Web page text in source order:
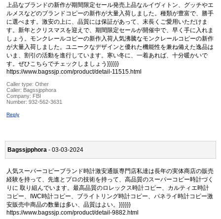
上品なブランドの新作が期間限定セール発売上品なルイヴィトン、グッチやエ
ルメスなどのブランドコピーの新作が大量入荷しました。種類が豊富で、勝手
に選べます。激安の上に、品質には保証があって、末長くご愛用いただけま
す。新年とクリスマスを迎えで、期間限定セールが開催中で、早く手に入れま
しょう。モンクレールコピーの新作入荷人気沸騰なモンクレールコピーの新作
が大量入荷しました。ユニークなデザインと優れた機能性を兼ね備えた逸品は
いま、割引の活動を進行しています。寒い冬に、一着あれば、十分暖かいで
す。ぜひこちらでチェックしましょう}}}}}}
https://www.bagssjp.com/product/detail-11515.html
Caller type: Other
Caller: Bagssjpphora
Company: FBI
Number: 932-562-3631
Reply
Bagssjpphora - 03-03-2024
人気スーパーコピーブランド時計激安通販専門店私達は長年の実体商店の販売
経験を持って、先進とプロの技術を持って、高品質のスーパーコピー時計づく
りに 取り組んでいます。最高品質のロレックス時計コピー、カルティエ時計
コピー、IWC時計コピー、ブライトリング時計コピー、パネライ時計コピー激
安販売中商品の数量は多い、品質はよい。}}}}}}
https://www.bagssjp.com/product/detail-9882.html